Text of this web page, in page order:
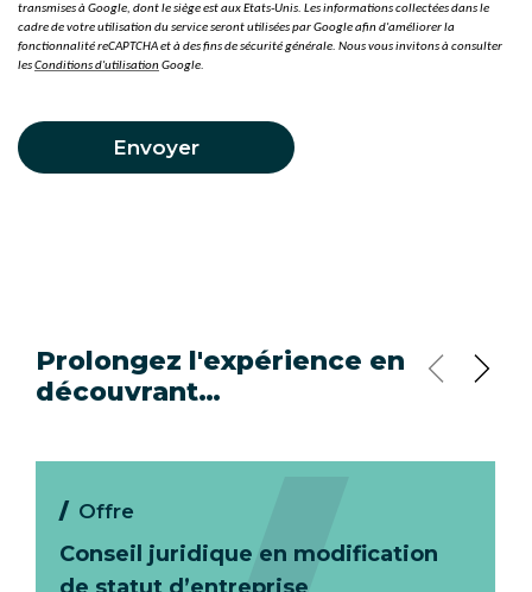
transmises à Google, dont le siège est aux Etats-Unis. Les informations collectées dans le
cadre de votre utilisation du service seront utilisées par Google afin d'améliorer la
fonctionnalité reCAPTCHA et à des fins de sécurité générale. Nous vous invitons à consulter
lesConditions d'utilisation Google.
Envoyer
Prolongez l'expérience en
découvrant…
Offre
Conseil juridique en modification
de statut d’entreprise